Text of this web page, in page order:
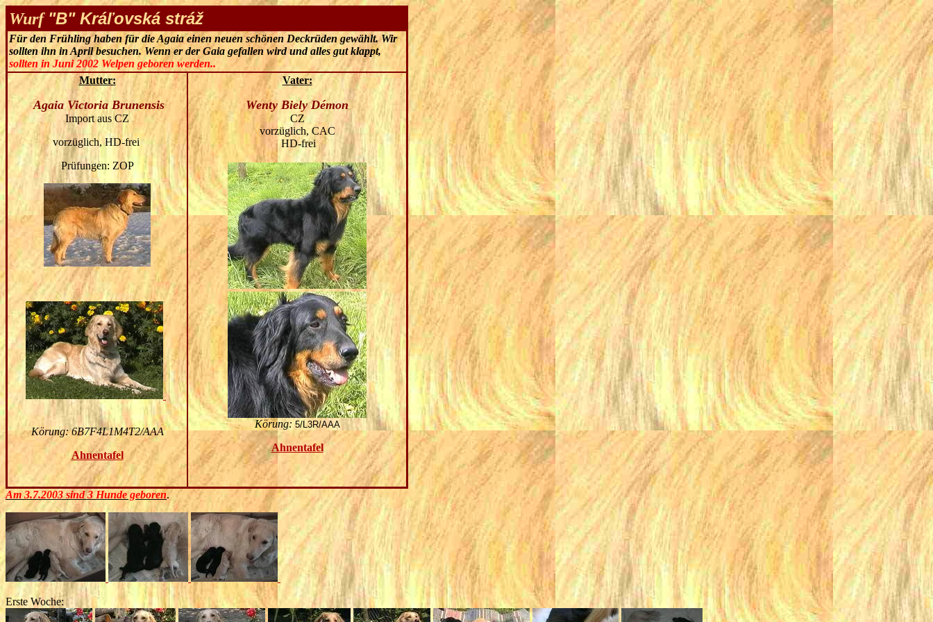
Wurf "B" Kráľovská stráž
Für den Frühling haben für die Agaia einen neuen schönen Deckrüden gewählt. Wir
sollten ihn in April besuchen. Wenn er der Gaia gefallen wird und alles gut klappt,
sollten in Juni 2002 Welpen geboren werden..
Mutter:
Agaia Victoria Brunensis
Import aus CZ
vorzüglich, HD-frei
Prüfungen: ZOP
Körung:6B7F4L1M4T2/AAA
Ahnentafel
Vater:
Wenty Biely Démon
CZ
vorzüglich, CAC
HD-frei
Körung: 5/L3R/AAA
Ahnentafel
Am 3.7.2003 sind 3 Hunde geboren.
Erste Woche: